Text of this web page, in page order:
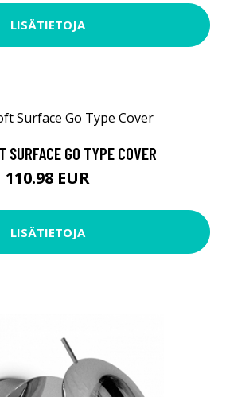
LISÄTIETOJA
SURFACE GO TYPE COVER
110.98 EUR
LISÄTIETOJA